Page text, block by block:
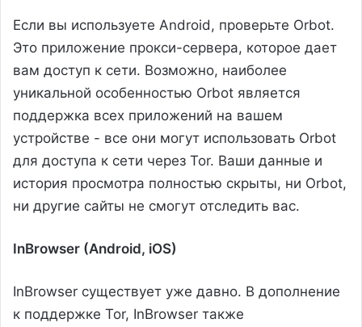
Если вы используете Android, проверьте Orbot.
Это приложение прокси-сервера, которое дает
вам доступ к сети. Возможно, наиболее
уникальной особенностью Orbot является
поддержка всех приложений на вашем
устройстве - все они могут использовать Orbot
для доступа к сети через Tor. Ваши данные и
история просмотра полностью скрыты, ни Orbot,
ни другие сайты не смогут отследить вас.
InBrowser (Android, iOS)
InBrowser существует уже давно. В дополнение
к поддержке Tor, InBrowser также